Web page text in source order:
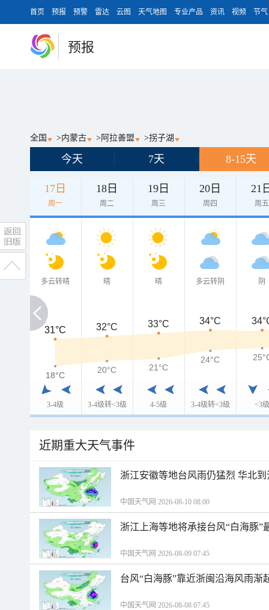
首页 预报 预警 雷达 云图 天气地图 专业产品 资讯 视频 节气
预报
全国 >内蒙古 > 阿拉善盟 >拐子湖
今天 7天 8-15天
17日
周一
18日
周二
19日
周三
20日
周四
21
周五
多云转晴
3-4级
晴
3-4级转<3级
晴
4-5级
多云转阴
3-4级转<3级
阴
<3级
31°C
31°C 32°C 33°C 34°C
18°C
18°C
20°C 21°C
24°C
近期重大天气事件
浙江安徽等地台风雨仍猛烈 华北
中国天气网 2026-08-10 08:00
浙江上海等地将承接台风“白海豚”
中国天气网 2026-08-09 07:45
台风“白海豚”靠近浙闽沿海风雨渐
中国天气网 2026-08-08 07:45